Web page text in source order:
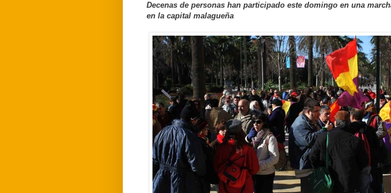
Decenas de personas han participado este domingo en una
en la capital malagueña